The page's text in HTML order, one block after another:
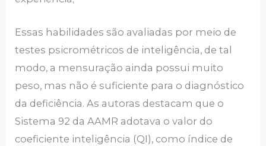
Essas habilidades são avaliadas por meio de
testes psicrométricos de inteligência, de tal
modo, a mensuração ainda possui muito
peso, mas não é suficiente para o diagnóstico
da deficiência. As autoras destacam que o
Sistema 92 da AAMR adotava o valor do
coeficiente inteligência (QI), como índice de